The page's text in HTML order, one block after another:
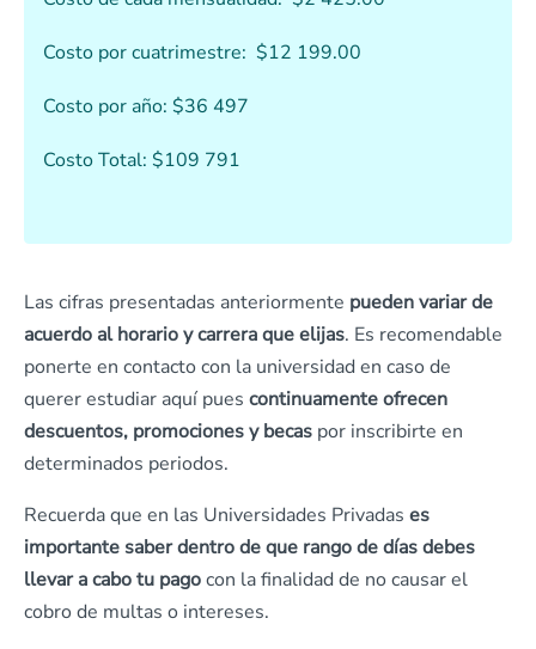
Costo por cuatrimestre: $12 199.00
Costo por año: $36 497
Costo Total: $109 791
Las cifras presentadas anteriormente pueden variar de
acuerdo al horario y carrera que elijas. Es recomendable
ponerte en contacto con la universidad en caso de
querer estudiar aquí pues continuamente ofrecen
descuentos, promociones y becas por inscribirte en
determinados periodos.
Recuerda que en las Universidades Privadas es
importante saber dentro de que rango de días debes
llevar a cabo tu pagocon la finalidad de no causar el
cobro de multas o intereses.